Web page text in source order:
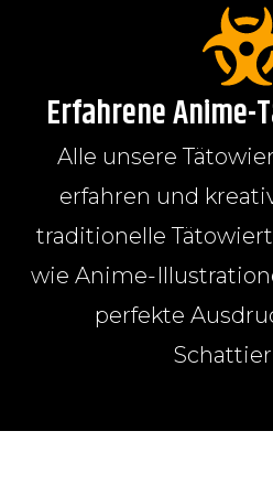
Erfahrene
Alle unsere
erfahren und
traditionelle
wie Anime-
perfekte